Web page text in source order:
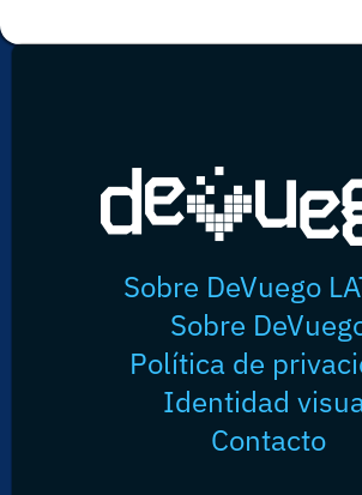
Sobre DeVuego
Sobre
Política de
Identidad
Contacto